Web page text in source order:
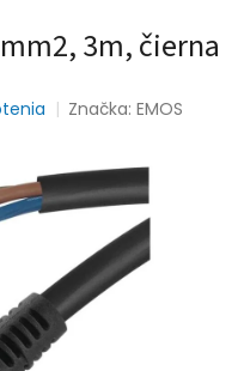
3m, čierna
Značka:EMOS